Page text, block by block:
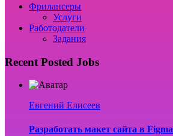
Фрилансеры
Услуги
Работодатели
Задания
Recent Posted Jobs
Евгений Елисеев
Разработать макет сайта в Figma